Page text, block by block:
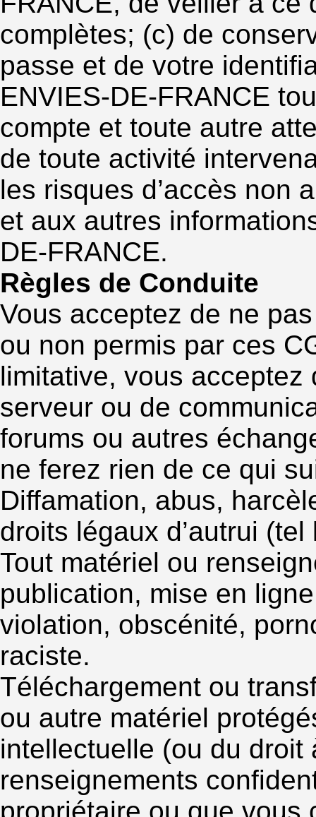
complètes; (c) de
passe et de votre
ENVIES-DE-FRANCE
compte et toute autre
de toute activité
les risques d’accès non
et aux autres
DE-FRANCE.
Règles de Conduite
Vous acceptez de ne
ou non permis par ces
limitative, vous
serveur ou de
forums ou autres
ne ferez rien de ce qui
Diffamation, abus,
droits légaux d’autrui
Tout matériel ou
publication, mise en
violation, obscénité,
raciste.
Téléchargement ou
ou autre matériel
intellectuelle (ou du
renseignements